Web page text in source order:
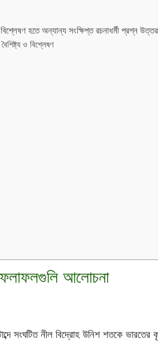
হতে অন্যান্য সংক্ষিপ্ত রচনাধর্মী প্রশ্ন উত্তর
ও বিশ্লেষণ
ফলাফলগুলি আলোচনা
সংঘটিত নীল বিদ্রোহ উনিশ শতকে